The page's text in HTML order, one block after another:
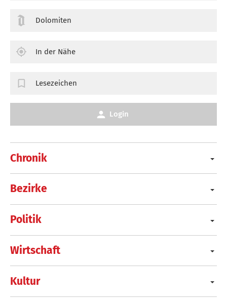
Chronik
Bezirke
Politik
Wirtschaft
Kultur
Dolomiten
In der Nähe
Lesezeichen
Login